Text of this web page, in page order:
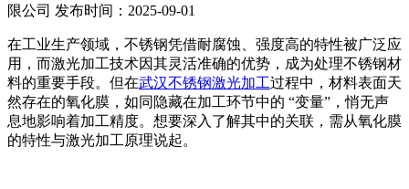
限公司 发布时间：2025-09-01
在工业生产领域，不锈钢凭借耐腐蚀、强度高的特性被广泛应
用，而激光加工技术因其灵活准确的优势，成为处理不锈钢材
料的重要手段。但在武汉不锈钢激光加工过程中，材料表面天
然存在的氧化膜，如同隐藏在加工环节中的 “变量”，悄无声
息地影响着加工精度。想要深入了解其中的关联，需从氧化膜
的特性与激光加工原理说起。​